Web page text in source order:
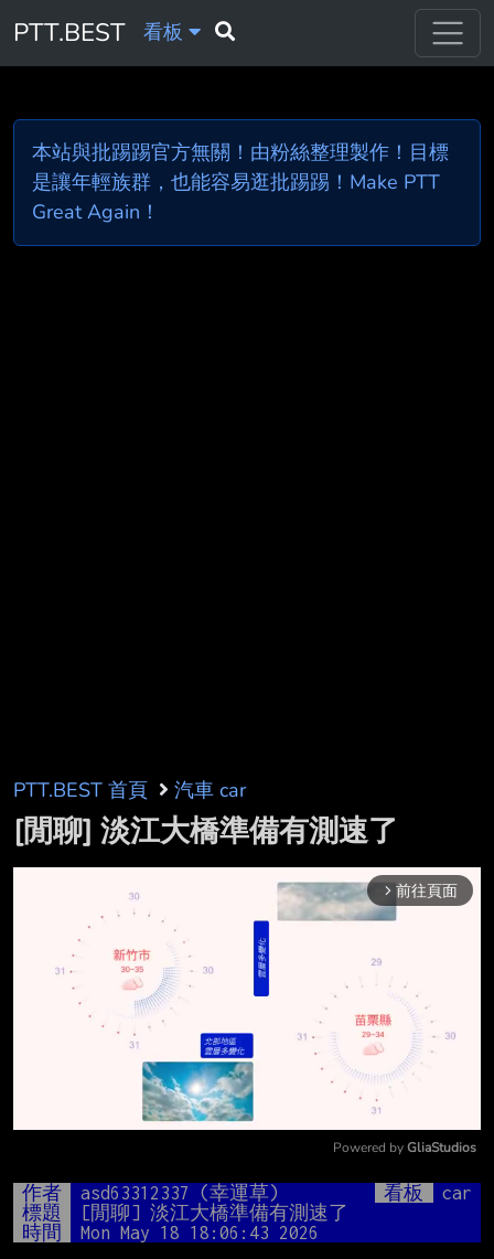
PTT.BEST 看板
本站與批踢踢官方無關！由粉絲整理製作！目標
是讓年輕族群，也能容易逛批踢踢！Make PTT
Great Again！
PTT.BEST 首頁 汽車 car
[閒聊] 淡江大橋準備有測速了
arrow_forward_ios 前往頁面
Mute
Powered by GliaStudios
作者 asd63312337 (幸運草) 看板
car
標題
[閒聊] 淡江大橋準備有測速了
時間
Mon May 18 18:06:43 2026